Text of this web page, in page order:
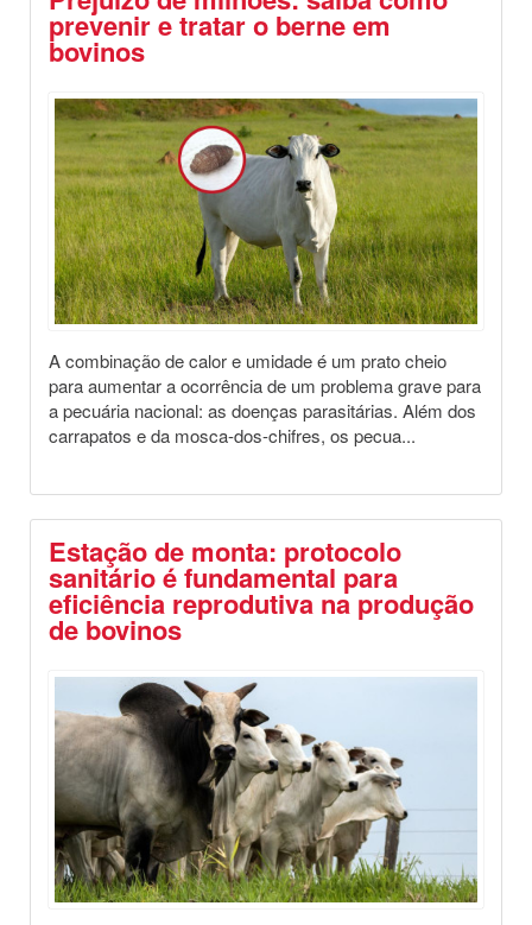
prevenir e tratar o berne em
bovinos
A combinação de calor e umidade é um prato cheio
para aumentar a ocorrência de um problema grave para
a pecuária nacional: as doenças parasitárias. Além dos
carrapatos e da mosca-dos-chifres, os pecua...
Estação de monta: protocolo
sanitário é fundamental para
eficiência reprodutiva na produção
de bovinos